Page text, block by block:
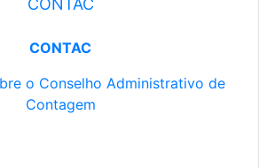
CONTAC
CONTAC
o Conselho Administrativo de
Contagem